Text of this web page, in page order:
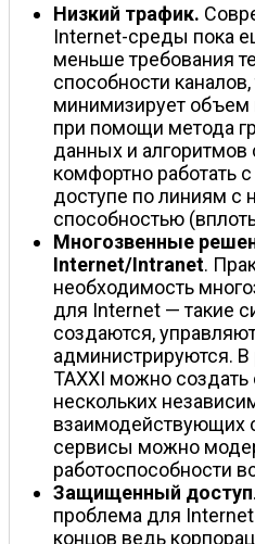
Низкий трафик.
Internet-среды пока
меньше требования
способности
минимизирует
при помощи метода
данных и алгоритмов
комфортно работать
доступе по линиям с
способностью
Многозвенные
Internet/Intranet.
необходимость
для Internet — такие
создаются,
администрируются. В
TAXXI можно
нескольких
взаимодействующих
сервисы можно
работоспособности
Защищенный доступ
проблема для
концов ведь